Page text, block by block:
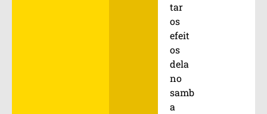
tar
os
efeit
os
dela
no
samb
a